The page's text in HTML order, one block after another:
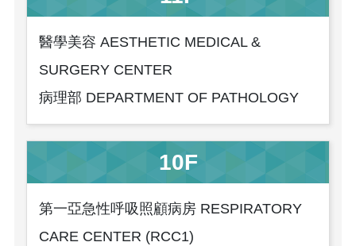
醫學美容 AESTHETIC MEDICAL &
SURGERY CENTER
病理部 DEPARTMENT OF PATHOLOGY
10F
第一亞急性呼吸照顧病房 RESPIRATORY
CARE CENTER (RCC1)